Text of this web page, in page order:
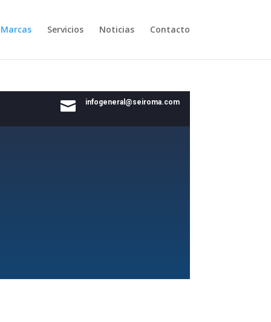
Marcas Servicios Noticias Contacto
 infogeneral@seiroma.com